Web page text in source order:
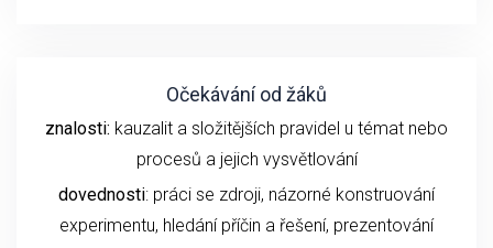
Očekávání od žáků
znalosti: kauzalit a složitějších pravidel u témat nebo
procesů a jejich vysvětlování
dovednosti: práci se zdroji, názorné konstruování
experimentu, hledání příčin a řešení, prezentování